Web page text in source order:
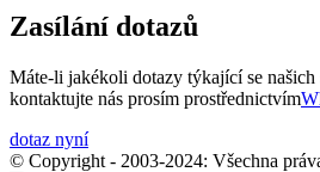
Zasílání dotazů
Máte-li jakékoli dotazy týkající se našich
kontaktujte nás prosím prostřednictvím
dotaz nyní
© Copyright - 2003-2024: Všechna